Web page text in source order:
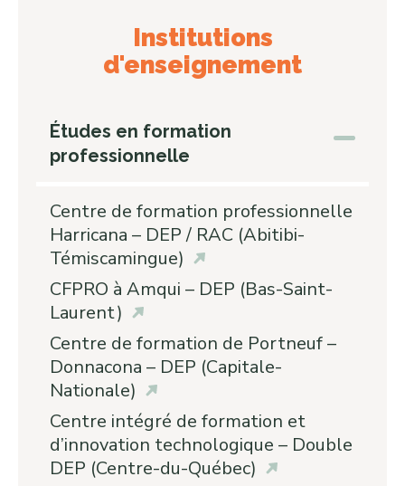
Institutions
d'enseignement
Études en formation
professionnelle
Centre de formation professionnelle
Harricana – DEP / RAC (Abitibi-
Témiscamingue)
CFPRO à Amqui – DEP (Bas-Saint-
Laurent)
Centre de formation de Portneuf –
Donnacona – DEP (Capitale-
Nationale)
Centre intégré de formation et
d’innovation technologique – Double
DEP (Centre-du-Québec)